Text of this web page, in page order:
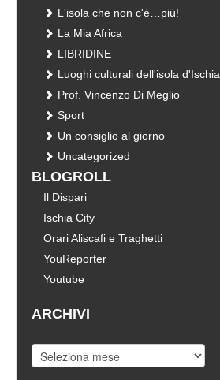
L'isola che non c'è…più!
La Mia Africa
LIBRIDINE
Luoghi culturali dell'isola d'Ischia
Prof. Vincenzo Di Meglio
Sport
Un consiglio al giorno
Uncategorized
BLOGROLL
Il Dispari
Ischia City
Orari Aliscafi e Traghetti
YouReporter
Youtube
ARCHIVI